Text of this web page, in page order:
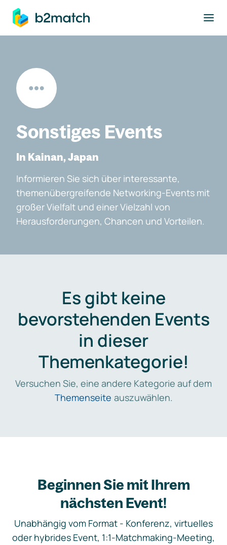
springen
Sonstiges Events
In Kainan, Japan
Informieren Sie sich über interessante,
themenübergreifende Networking-Events mit
großer Vielfalt und einer Vielzahl von
Herausforderungen, Chancen und Vorteilen.
Es gibt keine
bevorstehenden Events
in dieser
Themenkategorie!
Versuchen Sie, eine andere Kategorie auf dem
Themenseite auszuwählen.
Beginnen Sie mit Ihrem
nächsten Event!
Unabhängig vom Format - Konferenz, virtuelles
oder hybrides Event, 1:1-Matchmaking-Meeting,